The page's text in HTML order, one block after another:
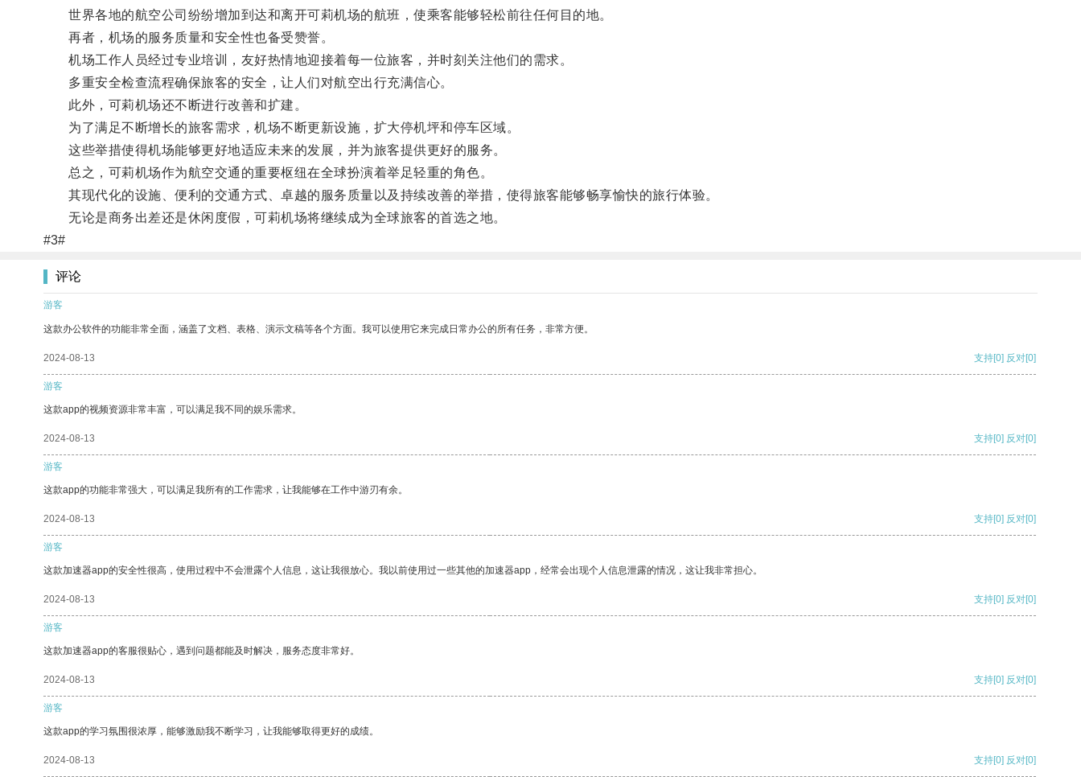
世界各地的航空公司纷纷增加到达和离开可莉机场的航班，使乘客能够轻松前往任何目的地。
再者，机场的服务质量和安全性也备受赞誉。
机场工作人员经过专业培训，友好热情地迎接着每一位旅客，并时刻关注他们的需求。
多重安全检查流程确保旅客的安全，让人们对航空出行充满信心。
此外，可莉机场还不断进行改善和扩建。
为了满足不断增长的旅客需求，机场不断更新设施，扩大停机坪和停车区域。
这些举措使得机场能够更好地适应未来的发展，并为旅客提供更好的服务。
总之，可莉机场作为航空交通的重要枢纽在全球扮演着举足轻重的角色。
其现代化的设施、便利的交通方式、卓越的服务质量以及持续改善的举措，使得旅客能够畅享愉快的旅行体验。
无论是商务出差还是休闲度假，可莉机场将继续成为全球旅客的首选之地。
#3#
评论
游客
这款办公软件的功能非常全面，涵盖了文档、表格、演示文稿等各个方面。我可以使用它来完成日常办公的所有任务，非常方便。
2024-08-13 支持[0] 反对[0]
游客
这款app的视频资源非常丰富，可以满足我不同的娱乐需求。
2024-08-13 支持[0] 反对[0]
游客
这款app的功能非常强大，可以满足我所有的工作需求，让我能够在工作中游刃有余。
2024-08-13 支持[0] 反对[0]
游客
这款加速器app的安全性很高，使用过程中不会泄露个人信息，这让我很放心。我以前使用过一些其他的加速器app，经常会出现个人信息泄露的情况，这让我非常担心。
2024-08-13 支持[0] 反对[0]
游客
这款加速器app的客服很贴心，遇到问题都能及时解决，服务态度非常好。
2024-08-13 支持[0] 反对[0]
游客
这款app的学习氛围很浓厚，能够激励我不断学习，让我能够取得更好的成绩。
2024-08-13 支持[0] 反对[0]